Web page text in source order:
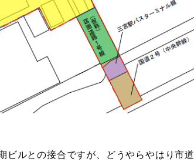
ビルとの接合ですが、どうやらやはり市道